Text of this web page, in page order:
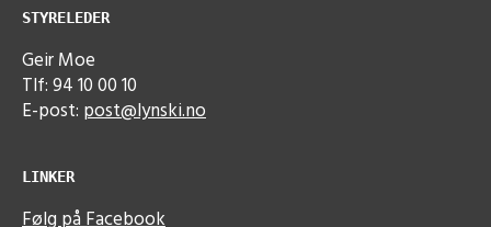
STYRELEDER
Geir Moe
Tlf: 94 10 00 10
E-post: post@lynski.no
LINKER
Følg på Facebook